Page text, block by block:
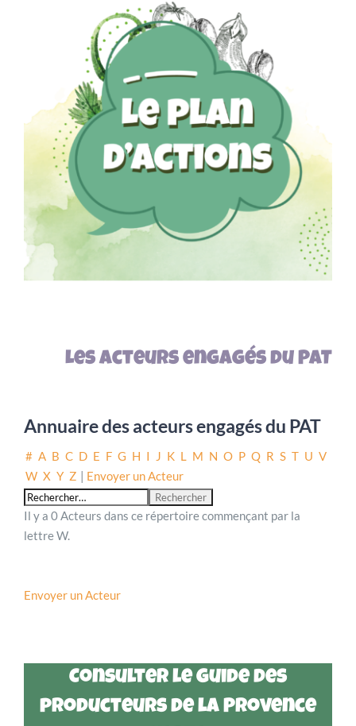
Les acteurs engagés du PAT
Annuaire des acteurs engagés du PAT
# A B C D E F G H I J K L M N O P Q R S T U V
W X Y Z | Envoyer un Acteur
Il y a 0 Acteurs dans ce répertoire commençant par la
lettre W.
Envoyer un Acteur
Consulter le guide des
producteurs de la Provence